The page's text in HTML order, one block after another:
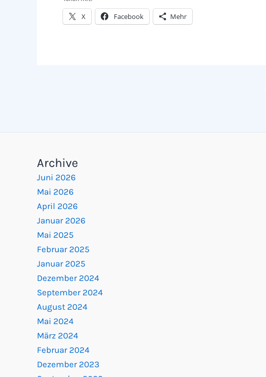
X Facebook Mehr
Archive
Juni 2026
Mai 2026
April 2026
Januar 2026
Mai 2025
Februar 2025
Januar 2025
Dezember 2024
September 2024
August 2024
Mai 2024
März 2024
Februar 2024
Dezember 2023